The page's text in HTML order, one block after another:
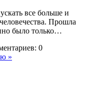
все больше и
Прошла
было только…
0
»